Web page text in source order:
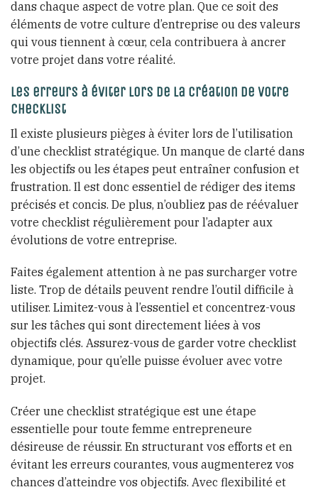
dans chaque aspect de votre plan. Que ce soit des
éléments de votre culture d’entreprise ou des valeurs
qui vous tiennent à cœur, cela contribuera à ancrer
votre projet dans votre réalité.
Les erreurs à éviter lors de la création de votre
checklist
Il existe plusieurs pièges à éviter lors de l’utilisation
d’une checklist stratégique. Un manque de clarté dans
les objectifs ou les étapes peut entraîner confusion et
frustration. Il est donc essentiel de rédiger des items
précisés et concis. De plus, n’oubliez pas de réévaluer
votre checklist régulièrement pour l’adapter aux
évolutions de votre entreprise.
Faites également attention à ne pas surcharger votre
liste. Trop de détails peuvent rendre l’outil difficile à
utiliser. Limitez-vous à l’essentiel et concentrez-vous
sur les tâches qui sont directement liées à vos
objectifs clés. Assurez-vous de garder votre checklist
dynamique, pour qu’elle puisse évoluer avec votre
projet.
Créer une checklist stratégique est une étape
essentielle pour toute femme entrepreneure
désireuse de réussir. En structurant vos efforts et en
évitant les erreurs courantes, vous augmenterez vos
chances d’atteindre vos objectifs. Avec flexibilité et